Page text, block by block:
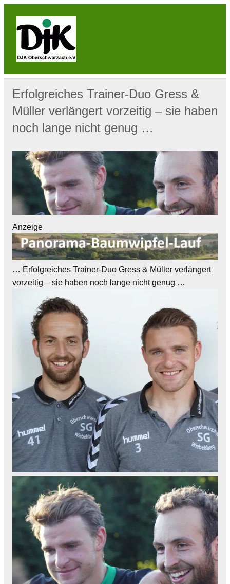
Skip
BEWEGEN! … Sport & Engagement
Erfolgreiches Trainer-Duo Gress &
Müller verlängert vorzeitig – sie haben
noch lange nicht genug …
Anzeige
… Erfolgreiches Trainer-Duo Gress & Müller verlängert
vorzeitig – sie haben noch lange nicht genug …